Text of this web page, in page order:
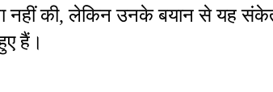
नहीं की, लेकिन उनके बयान से यह
हैं।